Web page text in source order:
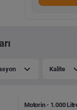
Kalite
Motorin - 1.000